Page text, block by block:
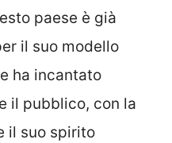
paese è già
il suo modello
ha incantato
il pubblico, con la
il suo spirito